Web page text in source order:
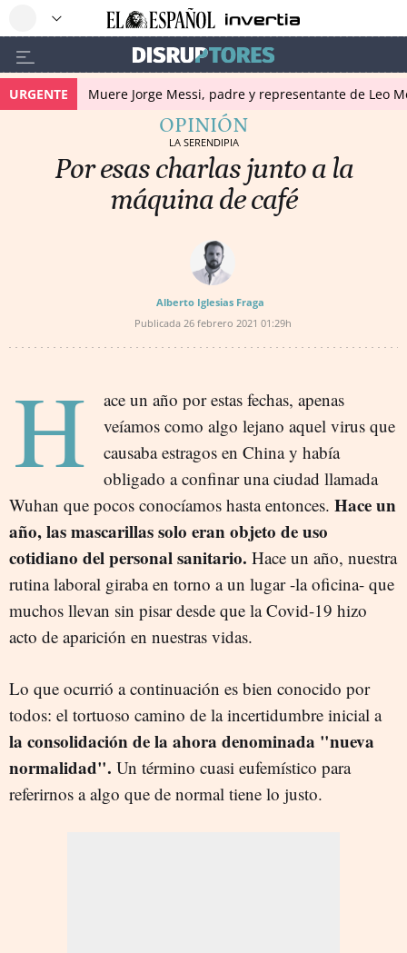
URGENTE Muere Jorge Messi, padre y representante de Leo
OPINIÓN
LA SERENDIPIA
Por esas charlas junto a la
máquina de café
Alberto Iglesias Fraga
Publicada 26 febrero 2021 01:29h
H
ace un año por estas fechas, apenas
veíamos como algo lejano aquel virus que
causaba estragos en China y había
obligado a confinar una ciudad llamada
Wuhan que pocos conocíamos hasta entonces. Hace un
año, las mascarillas solo eran objeto de uso
cotidiano del personal sanitario. Hace un año, nuestra
rutina laboral giraba en torno a un lugar -la oficina- que
muchos llevan sin pisar desde que la Covid-19 hizo
acto de aparición en nuestras vidas.
Lo que ocurrió a continuación es bien conocido por
todos: el tortuoso camino de la incertidumbre inicial a
la consolidación de la ahora denominada "nueva
normalidad". Un término cuasi eufemístico para
referirnos a algo que de normal tiene lo justo.